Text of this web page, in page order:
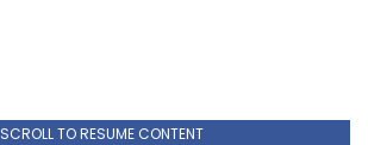
SCROLL TO RESUME CONTENT